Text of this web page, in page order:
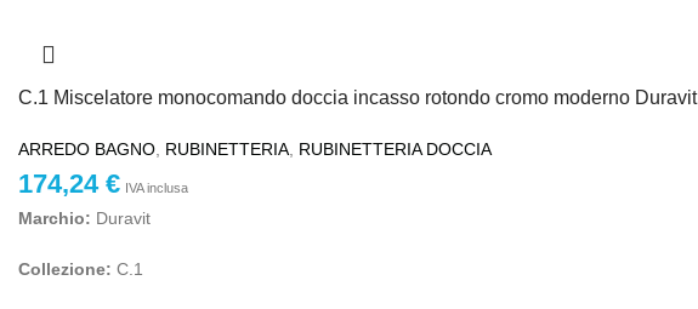
C.1 Miscelatore monocomando doccia incasso rotondo cromo moderno Duravit
ARREDO BAGNO RUBINETTERIA RUBINETTERIA DOCCIA
174,24 € IVA inclusa
Marchio: Duravit
Collezione: C.1